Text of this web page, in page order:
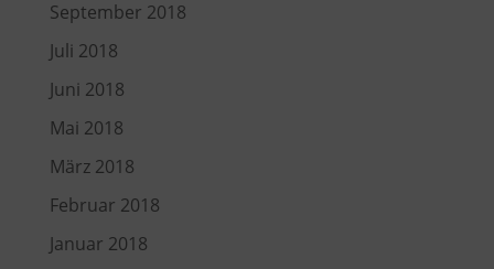
September 2018
Juli 2018
Juni 2018
Mai 2018
März 2018
Februar 2018
Januar 2018